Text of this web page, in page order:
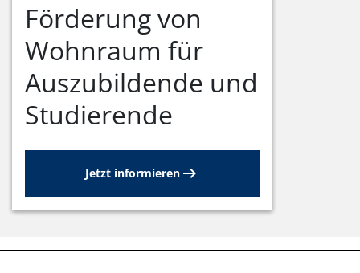
Förderung von
Wohnraum für
Auszubildende und
Studierende
Jetzt informieren